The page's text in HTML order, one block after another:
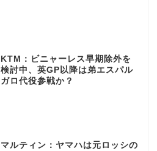
KTM：ビニャーレス早期除外を
検討中、英GP以降は弟エスパル
ガロ代役参戦か？
マルティン：ヤマハは元ロッシの